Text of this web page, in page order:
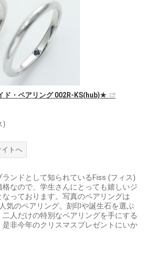
・ペアリング 002R-KS(hub)★
)
イトへ
ンドとして知られているFiss (フィス)
なので、学生さんにとっても嬉しいジ
なっております。写真のペアリングは
気のペアリング。刻印や誕生石を選ぶ
人だけの特別なペアリングを手にする
是非今年のクリスマスプレゼントにいか